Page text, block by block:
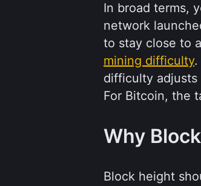
In broad terms,
network
to stay close to
mining difficulty.
difficulty adjusts
For Bitcoin, the
Why
Block height